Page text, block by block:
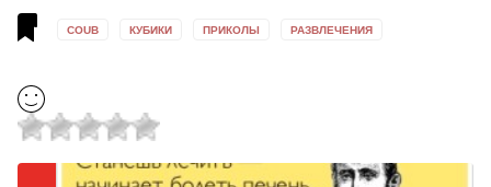
COUB КУБИКИ ПРИКОЛЫ РАЗВЛЕЧЕНИЯ